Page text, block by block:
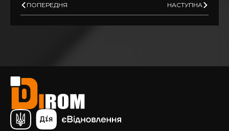
ПОПЕРЕДНЯ НАСТУПНА